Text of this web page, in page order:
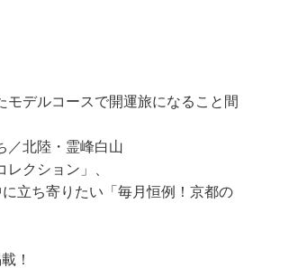
デルコースで開運旅になること間
／北陸・霊峰白山
クション」、
立ち寄りたい「毎月恒例！京都の
！